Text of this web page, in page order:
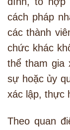
cách pháp
các thành
chức khác
thể tham gia
sự hoặc ủy
xác lập, thực
Theo quan